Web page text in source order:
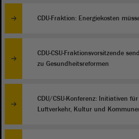
CDU-Fraktion: Energiekosten
CDU-CSU-Fraktionsvorsitzende
zu Gesundheitsreformen
CDU/CSU-Konferenz: Initiativen
Luftverkehr, Kultur und